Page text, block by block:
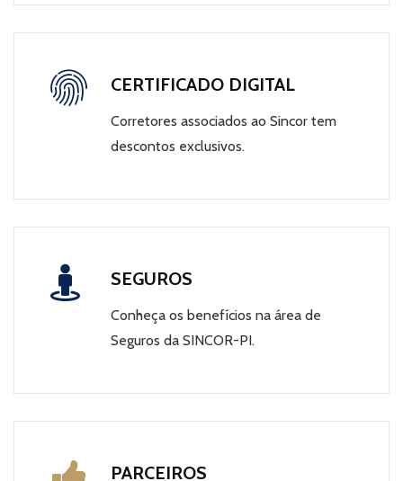
CERTIFICADO DIGITAL
Corretores associados ao Sincor tem
descontos exclusivos.
SEGUROS
Conheça os benefícios na área de
Seguros da SINCOR-PI.
PARCEIROS